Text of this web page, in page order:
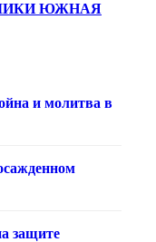
ЮЖНАЯ
и молитва в
защите